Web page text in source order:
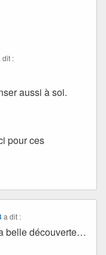
dit :
aussi à soi.
pour ces
a dit :
belle découverte…